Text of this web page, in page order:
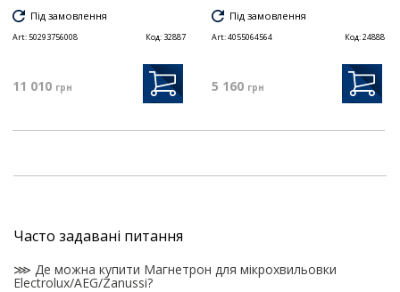
Під замовлення
Art:50293756008 Код: 32887
11 010 грн
Під замовлення
Art:4055064564 Код:24888
5 160 грн
Часто задавані питання
⋙ Де можна купити Магнетрон для мікрохвильовки
Electrolux/AEG/Zanussi?